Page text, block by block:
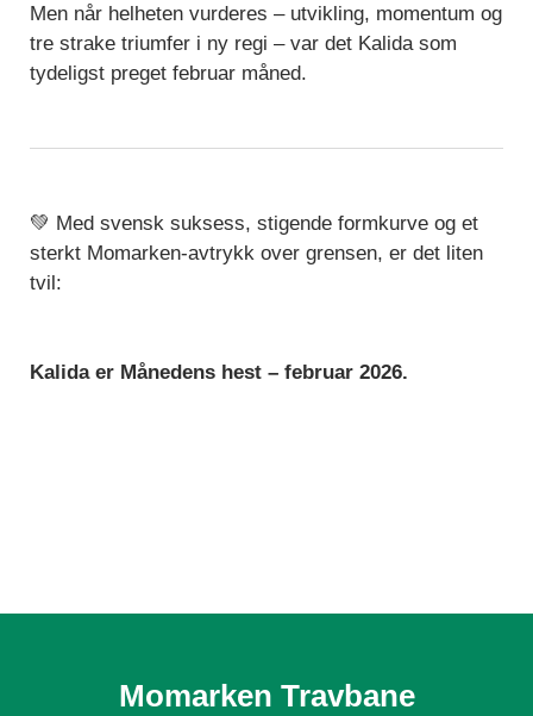
Men når helheten vurderes – utvikling, momentum og
tre strake triumfer i ny regi – var det Kalida som
tydeligst preget februar måned.
💚 Med svensk suksess, stigende formkurve og et
sterkt Momarken-avtrykk over grensen, er det liten
tvil:
Kalida er Månedens hest – februar 2026.
Momarken Travbane